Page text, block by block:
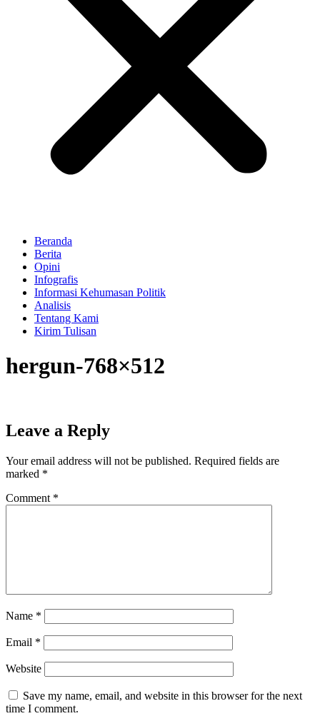
Beranda
Berita
Opini
Infografis
Informasi Kehumasan Politik
Analisis
Tentang Kami
Kirim Tulisan
hergun-768×512
Leave a Reply
Your email address will not be published. Required fields are
marked *
Comment *
Name *
Email *
Website
Save my name, email, and website in this browser for the next
time I comment.